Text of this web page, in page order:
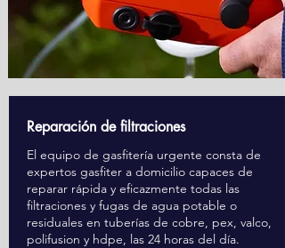
Reparación de filtraciones
El equipo de gasfitería urgente consta de
expertos gasfiter a domicilio capaces de
reparar rápida y eficazmente todas las
filtraciones y fugas de agua potable o
residuales en tuberías de cobre, pex, valco,
polifusion y hdpe, las 24 horas del día.